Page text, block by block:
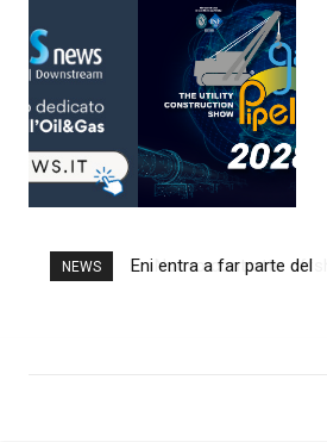
NEWS
Eni entra a far parte del
Nuovo contratto offshore